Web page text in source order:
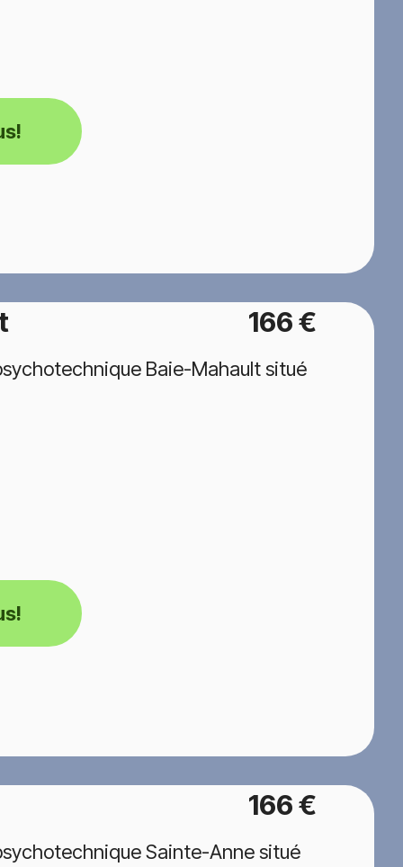
166 €
Baie-Mahault situé
166 €
Sainte-Anne situé